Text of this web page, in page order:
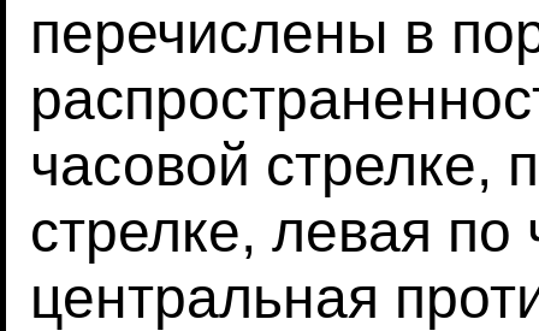
перечислены в
часовой стрелке,
стрелке, левая по
центральная